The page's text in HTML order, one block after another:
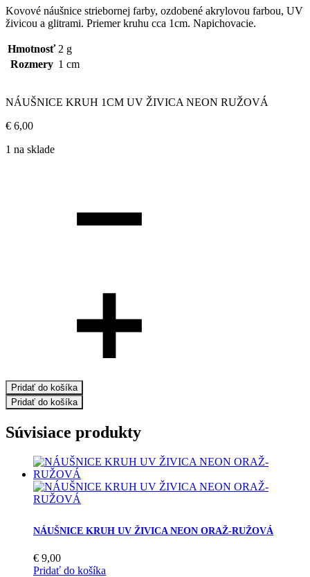
Kovové náušnice striebornej farby, ozdobené akrylovou farbou, UV
živicou a glitrami. Priemer kruhu cca 1cm. Napichovacie.
Hmotnosť 2 g
Rozmery 1 cm
NÁUŠNICE KRUH 1CM UV ŽIVICA NEON RUŽOVÁ
€ 6,00
1 na sklade
Pridať do košíka
Pridať do košíka
Súvisiace produkty
NÁUŠNICE KRUH UV ŽIVICA NEON ORAŽ-RUŽOVÁ
€ 9,00
Pridať do košíka